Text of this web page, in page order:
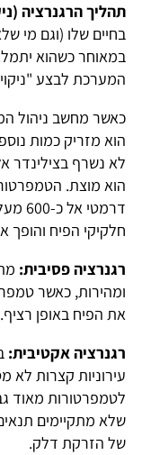
תהליך הרגנרציה
בחיים שלו (וגם מי
במאוחר כשהוא
המערכת לבצע
כאשר מחשב ניהול
הוא מזריק כמות
לא נשרף בצילינדר
הוא מוצת.
חלקיקי הפיח
רגנרציה פסיבית:
ומהירות, כאשר
את הפיח באופן רציף.
רגנרציה אקטיבית:
עירוניות קצרות
לטמפרטורות מאוד
שלא מתקיימים
של הזרקת דלק.